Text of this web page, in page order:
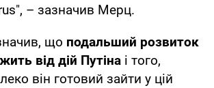
– зазначив Мерц.
що подальший розвиток
від дій Путіна і того,
він готовий зайти у цій